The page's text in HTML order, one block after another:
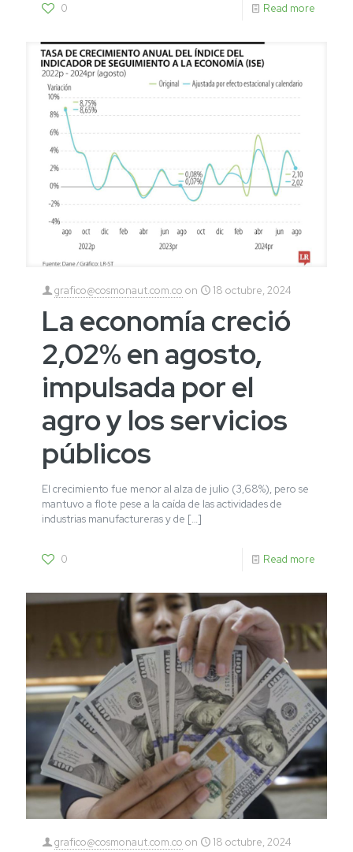
0 Read more
grafico@cosmonaut.com.co on 18 octubre, 2024
La economía creció
2,02% en agosto,
impulsada por el
agro y los servicios
públicos
El crecimiento fue menor al alza de julio (3,68%), pero se
mantuvo a flote pese a la caída de las actividades de
industrias manufactureras y de […]
0 Read more
grafico@cosmonaut.com.co on 18 octubre, 2024